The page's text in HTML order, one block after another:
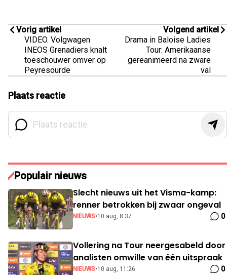
Vorig artikel
VIDEO. Volgwagen
INEOS Grenadiers knalt
toeschouwer omver op
Peyresourde
Volgend artikel
Drama in Baloise Ladies
Tour: Amerikaanse
gereanimeerd na zware
val
Plaats reactie
Populair nieuws
Slecht nieuws uit het Visma-kamp:
renner betrokken bij zwaar ongeval
NIEUWS•10 aug, 8:37 0
Vollering na Tour neergesabeld door
analisten omwille van één uitspraak
NIEUWS•10 aug, 11:26 0